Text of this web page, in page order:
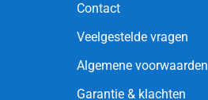
Contact
Veelgestelde vragen
Algemene voorwaarden
Garantie & klachten